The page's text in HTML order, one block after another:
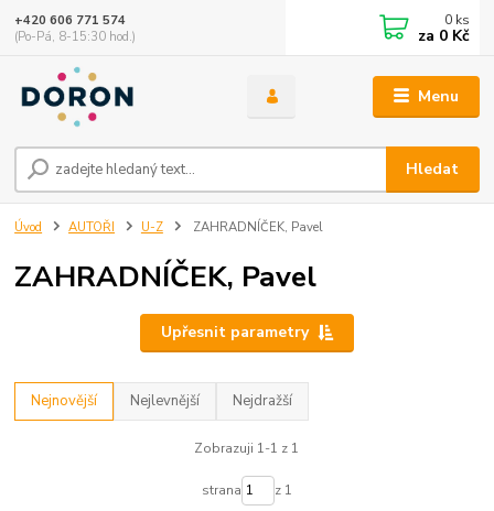
Menu
Hledat
+420 606 771 574
(Po-Pá, 8-15:30 hod.)
0 ks
za 0 Kč
Úvod AUTOŘI U-Z ZAHRADNÍČEK, Pavel
ZAHRADNÍČEK, Pavel
Upřesnit parametry
Nejnovější Nejlevnější Nejdražší
Zobrazuji 1-1 z 1
strana z 1